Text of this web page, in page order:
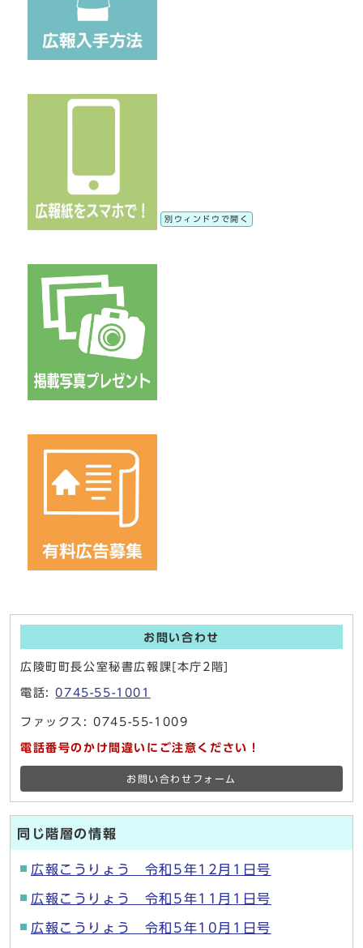
別ウィンドウで開く
お問い合わせ
広陵町町長公室秘書広報課[本庁2階]
電話:0745-55-1001
ファックス: 0745-55-1009
電話番号のかけ間違いにご注意ください！
お問い合わせフォーム
同じ階層の情報
広報こうりょう 令和5年12月1日号
広報こうりょう 令和5年11月1日号
広報こうりょう 令和5年10月1日号